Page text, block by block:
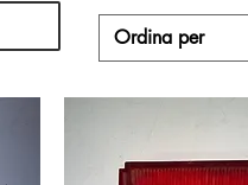
Ordina per